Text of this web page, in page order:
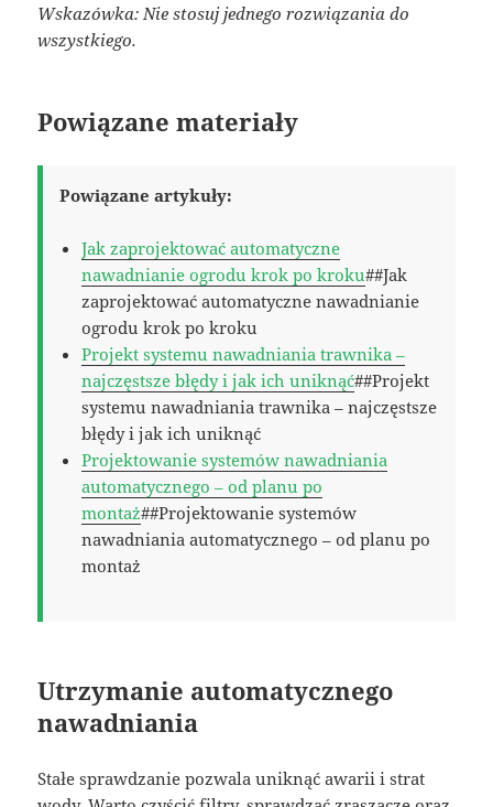
Wskazówka: Nie stosuj jednego rozwiązania do
wszystkiego.
Powiązane materiały
Powiązane artykuły:
Jak zaprojektować automatyczne
nawadnianie ogrodu krok po kroku##Jak
zaprojektować automatyczne nawadnianie
ogrodu krok po kroku
Projekt systemu nawadniania trawnika –
najczęstsze błędy i jak ich uniknąć##Projekt
systemu nawadniania trawnika – najczęstsze
błędy i jak ich uniknąć
Projektowanie systemów nawadniania
automatycznego – od planu po
montaż##Projektowanie systemów
nawadniania automatycznego – od planu po
montaż
Utrzymanie automatycznego
nawadniania
Stałe sprawdzanie pozwala uniknąć awarii i strat